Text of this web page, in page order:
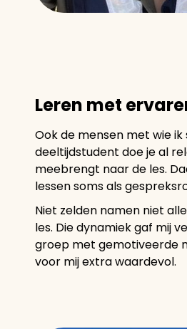
Leren met
Ook de mensen met wie
deeltijdstudent doe je al
meebrengt naar de les.
lessen soms als
Niet zelden namen niet
les. Die dynamiek gaf mij
groep met gemotiveerde
voor mij extra waardevol.